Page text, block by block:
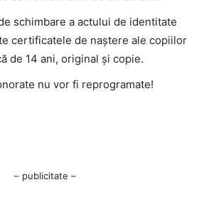
schimbare a actului de identitate
certificatele de naştere ale copiilor
de 14 ani, original şi copie.
nu vor fi reprogramate!
– publicitate –